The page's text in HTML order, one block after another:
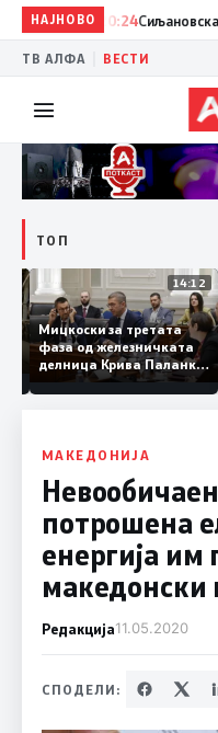
НАЈНОВО
20:24 Сиљановска
ТВ АЛФА ВЕСТИ
ТОП
15:20
Во
Мицкоски за третата
фаза од железничката
делница Крива
– Деве Баир: Проектот
нема да заврши на
целина
МАКЕДОНИЈА
потрошена
енергија им
македонски
Редакција11.05.2020
СПОДЕЛИ: